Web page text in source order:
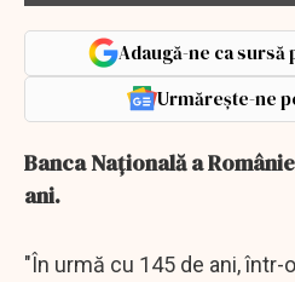
Adaugă-ne ca sursă
Urmărește-ne
Banca Naţională a
ani.
"În urmă cu 145 de ani, într-